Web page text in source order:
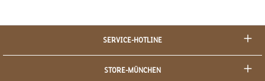
SERVICE-HOTLINE
STORE-MÜNCHEN